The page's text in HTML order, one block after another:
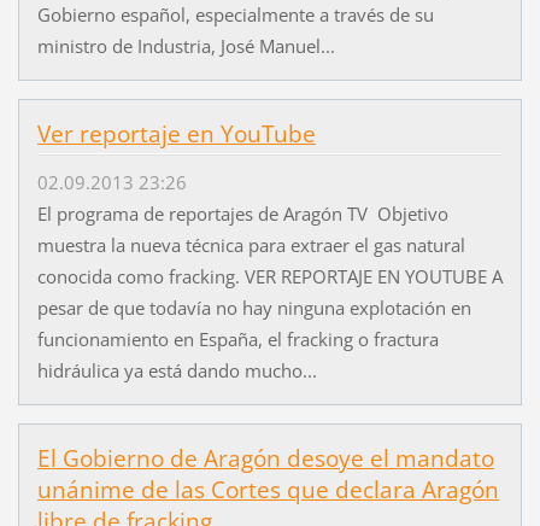
Gobierno español, especialmente a través de su
ministro de Industria, José Manuel...
Ver reportaje en YouTube
02.09.2013 23:26
El programa de reportajes de Aragón TV Objetivo
muestra la nueva técnica para extraer el gas natural
conocida como fracking. VER REPORTAJE EN YOUTUBE A
pesar de que todavía no hay ninguna explotación en
funcionamiento en España, el fracking o fractura
hidráulica ya está dando mucho...
El Gobierno de Aragón desoye el mandato
unánime de las Cortes que declara Aragón